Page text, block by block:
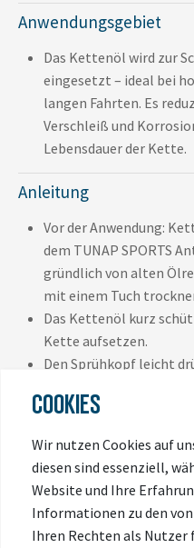
Anwendungsgebiet
Das Kettenöl wird zur
eingesetzt – ideal bei
langen Fahrten. Es
Verschleiß und
Lebensdauer der Kette.
Anleitung
Vor der Anwendung:
dem TUNAP SPORTS
gründlich von alten
mit einem Tuch
Das Kettenöl kurz
Kette aufsetzen.
Den Sprühkopf leicht
benetzen, bis die Kette
Das Kettenöl ca. 10
Vor der nächsten
abreiben und
COOKIES
Wir nutzen Cookies auf
diesen sind essenziell,
Website und Ihre
Informationen zu den
Ihren Rechten als Nutzer